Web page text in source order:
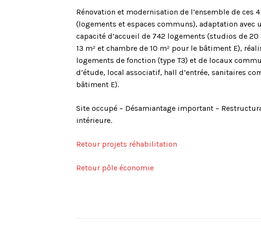
Rénovation et modernisation de l’ensemble de ces
(logements et espaces communs), adaptation avec
capacité d’accueil de 742 logements (studios de
13 m² et chambre de 10 m² pour le bâtiment E),
logements de fonction (type T3) et de locaux
d’étude, local associatif, hall d’entrée, sanitaires
bâtiment E).
Site occupé – Désamiantage important –
intérieure.
Retour projets réhabilitation
Retour pôle économie